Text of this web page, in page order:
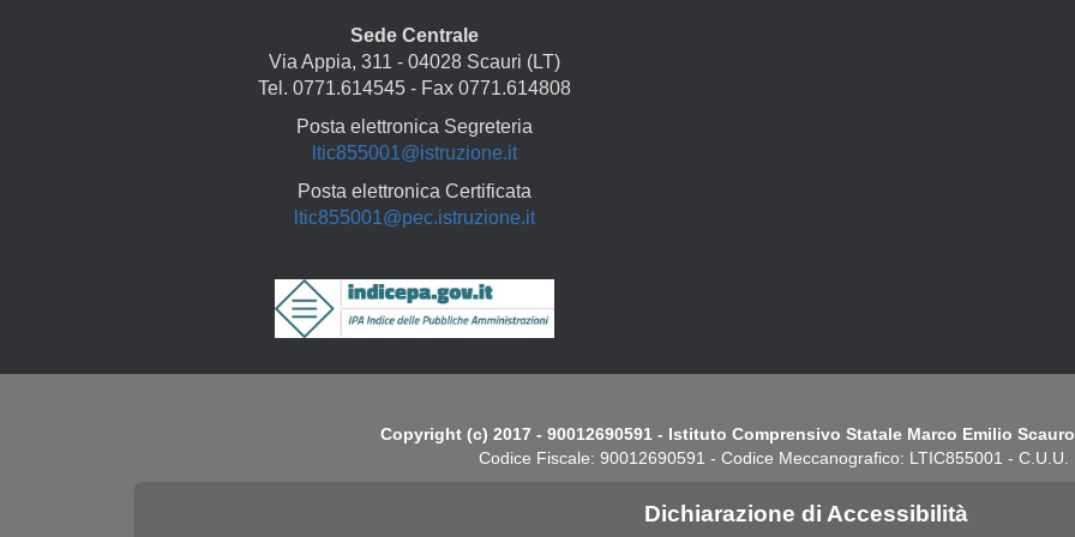
Sede Centrale
Via Appia, 311 - 04028 Scauri (LT)
Tel. 0771.614545 - Fax 0771.614808
Posta elettronica Segreteria
ltic855001@istruzione.it
Posta elettronica Certificata
ltic855001@pec.istruzione.it
Copyright (c) 2017 - 90012690591 - Istituto Comprensivo Statale Marco Emilio
Codice Fiscale: 90012690591 - Codice Meccanografico: LTIC855001 - C.U.U.
Dichiarazione di Accessibilità